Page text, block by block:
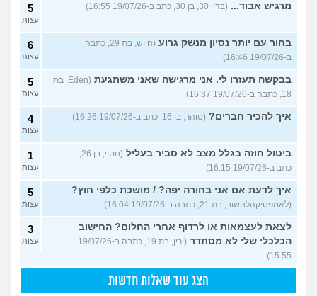
מרגיש אבוד... (בדוי 30, בן 30, כתב ב-19/07/26 16:55) 5
עצות
בחור עם יותר נסיון מנשק גרוע
(היוש, בת 29, כתבה
ב-19/07/26 16:46)
6
עצות
בבקשה תעזרו לי. אני מרגישה שאני משתגעת
(Eden, בת
18, כתבה ב-19/07/26 16:37)
5
עצות
איך להכיר חברים? (טוהר, בן 16, כתב ב-19/07/26 16:26) 4
עצות
ביטול חוזה בגלל מצב לא סביר בעליל
(חסוי, בן 26,
כתב ב-19/07/26 16:15)
1
עצות
איך לדעת אם אני בחורה יפה? / מושכת כלפי חוץ?
(לאמפסיקהלחשוב, בת 21, כתבה ב-19/07/26 16:04)
5
עצות
לצאת לעצמאות או לרדוף אחרי החלום? החישוב
הכלכלי שלי לא מסתדר
(ירין, בת 19, כתבה ב-19/07/26
15:55)
3
עצות
הצג עוד שאלות חדשות